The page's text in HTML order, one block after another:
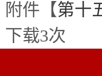
附件【第十
下载3次